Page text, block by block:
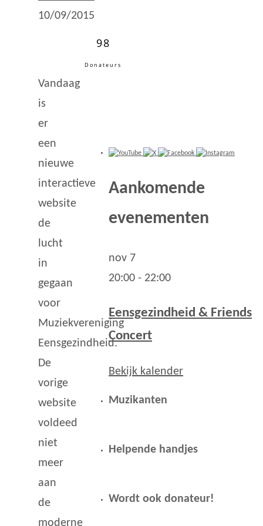
10/09/2015
Vandaag
is
er
een
nieuwe
interactieve
website
de
lucht
in
gegaan
voor
Muziekvereniging
Eensgezindheid.
De
vorige
website
voldeed
niet
meer
aan
de
moderne
98
Donateurs
Aankomende
evenementen
nov 7
20:00 - 22:00
Eensgezindheid & Friends
Concert
Bekijk kalender
Muzikanten
Helpende handjes
Wordt ook donateur!